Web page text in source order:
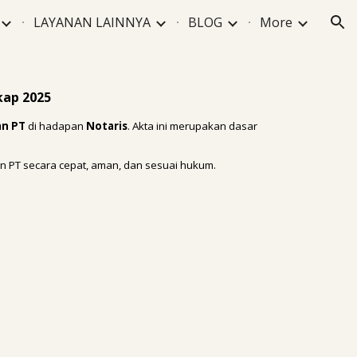
LAYANAN LAINNYA BLOG More
2025
PT di hadapan Notaris. Akta ini merupakan dasar
secara cepat, aman, dan sesuai hukum.